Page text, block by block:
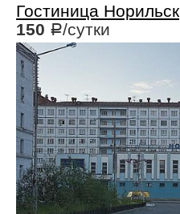
Гостиница Норильск
150 Р/сутки